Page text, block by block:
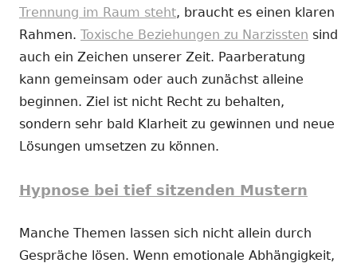
Trennung im Raum steht, braucht es einen klaren
Rahmen. Toxische Beziehungen zu Narzissten sind
auch ein Zeichen unserer Zeit. Paarberatung
kann gemeinsam oder auch zunächst alleine
beginnen. Ziel ist nicht Recht zu behalten,
sondern sehr bald Klarheit zu gewinnen und neue
Lösungen umsetzen zu können.
Hypnose bei tief sitzenden Mustern
Manche Themen lassen sich nicht allein durch
Gespräche lösen. Wenn emotionale Abhängigkeit,